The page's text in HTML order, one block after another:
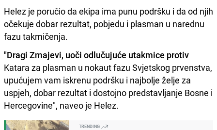
Helez je poručio da ekipa ima punu podršku i da od njih
očekuje dobar rezultat, pobjedu i plasman u narednu
fazu takmičenja.
"Dragi Zmajevi, uoči odlučujuće utakmice protiv
Katara za plasman u nokaut fazu Svjetskog prvenstva,
upućujem vam iskrenu podršku i najbolje želje za
uspjeh, dobar rezultat i dostojno predstavljanje Bosne i
Hercegovine", naveo je Helez.
TRENDING